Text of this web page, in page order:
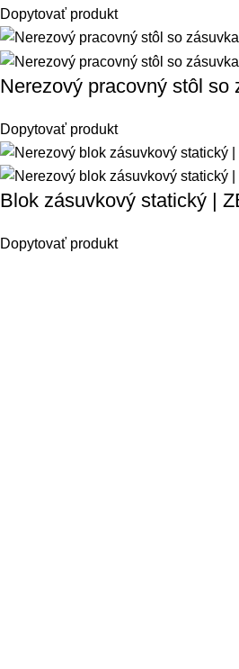
Dopytovať produkt
Nerezový pracovný stôl so
Dopytovať produkt
Blok zásuvkový statický |
Dopytovať produkt